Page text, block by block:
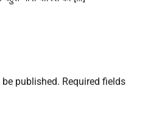
published. Required fields